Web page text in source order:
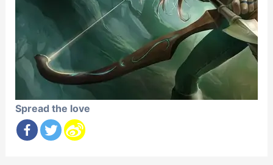
Spread the love